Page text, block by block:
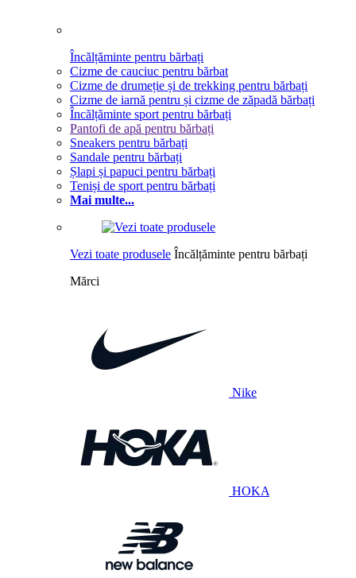
Încălțăminte pentru bărbați
Cizme de cauciuc pentru bărbat
Cizme de drumeție și de trekking pentru bărbați
Cizme de iarnă pentru și cizme de zăpadă bărbați
Încălțăminte sport pentru bărbați
Pantofi de apă pentru bărbați
Sneakers pentru bărbați
Sandale pentru bărbați
Șlapi și papuci pentru bărbați
Teniși de sport pentru bărbați
Mai multe...
Vezi toate produsele Încălțăminte pentru bărbați
Mărci
Nike
HOKA